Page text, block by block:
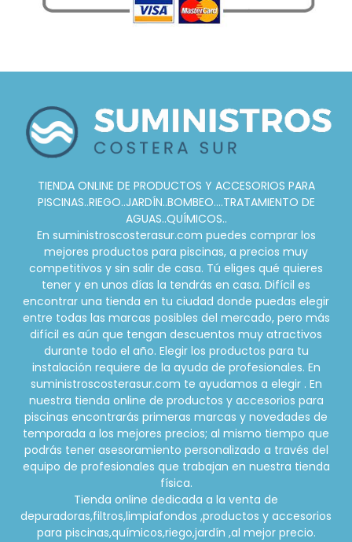
TIENDA ONLINE DE PRODUCTOS Y ACCESORIOS PARA
PISCINAS..RIEGO..JARDÍN..BOMBEO....TRATAMIENTO DE
AGUAS..QUÍMICOS..
En suministroscosterasur.com puedes comprar los
mejores productos para piscinas, a precios muy
competitivos y sin salir de casa. Tú eliges qué quieres
tener y en unos días la tendrás en casa. Difícil es
encontrar una tienda en tu ciudad donde puedas elegir
entre todas las marcas posibles del mercado, pero más
difícil es aún que tengan descuentos muy atractivos
durante todo el año. Elegir los productos para tu
instalación requiere de la ayuda de profesionales. En
suministroscosterasur.com te ayudamos a elegir . En
nuestra tienda online de productos y accesorios para
piscinas encontrarás primeras marcas y novedades de
temporada a los mejores precios; al mismo tiempo que
podrás tener asesoramiento personalizado a través del
equipo de profesionales que trabajan en nuestra tienda
física.
Tienda online dedicada a la venta de
depuradoras,filtros,limpiafondos ,productos y accesorios
para piscinas,químicos,riego,jardín ,al mejor precio.